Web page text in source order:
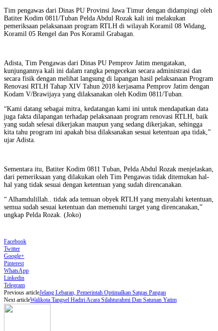
Tim pengawas dari Dinas PU Provinsi Jawa Timur dengan didampingi oleh
Batiter Kodim 0811/Tuban Pelda Abdul Rozak kali ini melakukan
pemeriksaan pelaksanaan program RTLH di wilayah Koramil 08 Widang,
Koramil 05 Rengel dan Pos Koramil Grabagan.
Adista, Tim Pengawas dari Dinas PU Pemprov Jatim mengatakan,
kunjungannya kali ini dalam rangka pengecekan secara administrasi dan
secara fisik dengan melihat langsung di lapangan hasil pelaksanaan Program
Renovasi RTLH Tahap XIV Tahun 2018 kerjasama Pemprov Jatim dengan
Kodam V/Brawijaya yang dilaksanakan oleh Kodim 0811/Tuban.
“Kami datang sebagai mitra, kedatangan kami ini untuk mendapatkan data
juga fakta dilapangan terhadap pelaksanaan program renovasi RTLH, baik
yang sudah selesai dikerjakan maupun yang sedang dikerjakan, sehingga
kita tahu program ini apakah bisa dilaksanakan sesuai ketentuan apa tidak,”
ujar Adista.
Sementara itu, Batiter Kodim 0811 Tuban, Pelda Abdul Rozak menjelaskan,
dari pemeriksaan yang dilakukan oleh Tim Pengawas tidak ditemukan hal-
hal yang tidak sesuai dengan ketentuan yang sudah direncanakan.
“ Alhamdulillah.. tidak ada temuan obyek RTLH yang menyalahi ketentuan,
semua sudah sesuai ketentuan dan memenuhi target yang direncanakan,”
ungkap Pelda Rozak. (Joko)
Facebook
Twitter
Google+
Pinterest
WhatsApp
Linkedin
Telegram
Previous articleJelang Lebaran, Pemerintah Optimalkan Satgas Pangan
Next articleWalikota Tangsel Hadiri Acara Silahturahmi Dan Satunan Yatim